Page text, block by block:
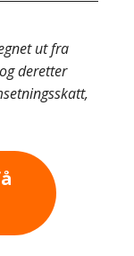
ut fra
deretter